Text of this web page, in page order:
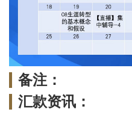
备注：
汇款资讯：